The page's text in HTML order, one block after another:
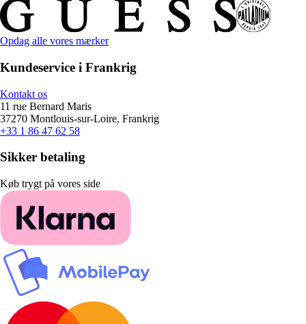
Opdag alle vores mærker
Kundeservice i Frankrig
Kontakt os
11 rue Bernard Maris
37270 Montlouis-sur-Loire, Frankrig
+33 1 86 47 62 58
Sikker betaling
Køb trygt på vores side